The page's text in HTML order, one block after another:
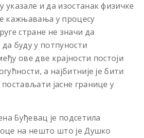
указале и да изостанак физичке
кажњавања у процесу
стране не значи да
буду у потпуности
ове две крајности постоји
а најбитније је бити
јасне границе у
Буђевац је подсетила
на нешто што је Душко